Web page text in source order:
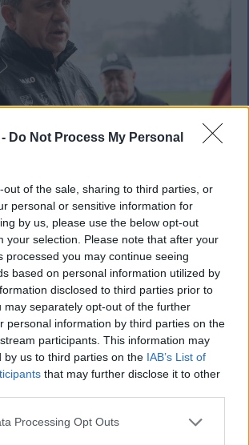
Do Not Process My Personal
out of the sale, sharing to third parties, or
personal or sensitive information for
by us, please use the below opt-out
your selection. Please note that after your
processed you may continue seeing
based on personal information utilized by
disclosed to third parties prior to
may separately opt-out of the further
personal information by third parties on the
participants. This information may
by us to third parties on the IAB’s List of
that may further disclose it to other
Processing Opt Outs
a háttérben – a
bevezetett az SZFC
a Székelyudvarhelyi FC mellett,
minden hullámhegyét és
pedig testközelből élte át,
a másodosztály. László Zsolt
beszélgettünk.